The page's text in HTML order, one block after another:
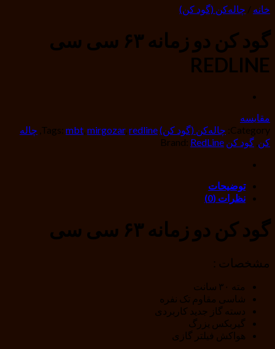
خانه / چاله‌کن (گود کن)
گود کن دو زمانه ۶۳ سی سی
REDLINE
مقایسه
Category: چاله‌کن (گود کن) Tags: mbt mirgozar, redline
چاله
کن گود کن Brand: RedLine
توضیحات
نظرات (0)
گود کن دو زمانه ۶۳ سی سی
مشخصات :
مته ۳۰ سانت
شاسی مقاوم تک نفره
دسته گاز جدید کاربردی
گیربکس یزرگ
هواکش فیلتر گازی